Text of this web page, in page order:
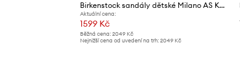
Birkenstock sandály dětské Milano AS Kids Flower
Aktuální cena:
1599 Kč
Běžná cena: 2049 Kč
Nejnižší cena od uvedení na trh: 2049 Kč